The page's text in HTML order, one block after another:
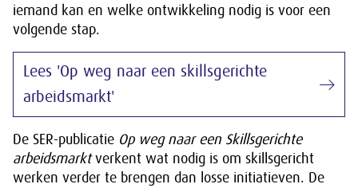
iemand kan en welke ontwikkeling nodig is voor een
volgende stap.
Lees 'Op weg naar een skillsgerichte
arbeidsmarkt'
De SER-publicatie Op weg naar een Skillsgerichte
arbeidsmarktverkent wat nodig is om skillsgericht
werken verder te brengen dan losse initiatieven. De